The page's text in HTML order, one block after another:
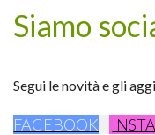
Siamo
Segui le novità e gli
FACEBOOK